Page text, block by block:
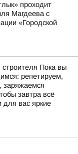
проходит
Магдеева с
«Городской
строителя Пока вы
репетируем,
заряжаемся
завтра всё
вас яркие